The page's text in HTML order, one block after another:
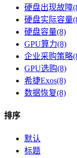
硬盘出现故障
硬盘实际容量
硬盘容量​(8)
GPU算力(8)
企业采购策略
GPU选购(8)
希捷Exos(8)
数据恢复(8)
排序
默认
标题